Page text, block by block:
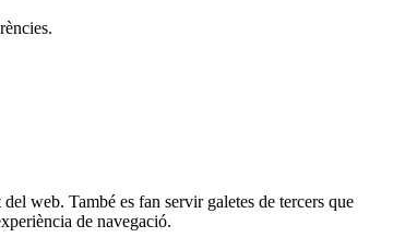
web. També es fan servir galetes de tercers que
de navegació.